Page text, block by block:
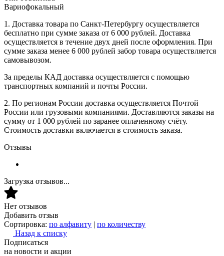
Вариофокальный
1. Доставка товара по Санкт-Петербургу осуществляется
бесплатно при сумме заказа от 6 000 рублей. Доставка
осуществляется в течение двух дней после оформления. При
сумме заказа менее 6 000 рублей забор товара осуществляется
самовывозом.
За пределы КАД доставка осуществляется с помощью
транспортных компаний и почты России.
2. По регионам России доставка осуществляется Почтой
России или грузовыми компаниями. Доставляются заказы на
сумму от 1 000 рублей по заранее оплаченному счёту.
Стоимость доставки включается в стоимость заказа.
Отзывы
Загрузка отзывов...
Нет отзывов
Добавить отзыв
Сортировка: по алфавиту | по количеству
Назад к списку
Подписаться
на новости и акции